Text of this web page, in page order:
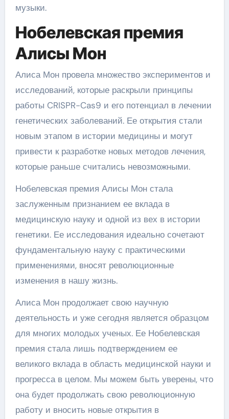
музыки.
Нобелевская премия
Алисы Мон
Алиса Мон провела множество экспериментов и
исследований, которые раскрыли принципы
работы CRISPR-Cas9 и его потенциал в лечении
генетических заболеваний. Ее открытия стали
новым этапом в истории медицины и могут
привести к разработке новых методов лечения,
которые раньше считались невозможными.
Нобелевская премия Алисы Мон стала
заслуженным признанием ее вклада в
медицинскую науку и одной из вех в истории
генетики. Ее исследования идеально сочетают
фундаментальную науку с практическими
применениями, вносят революционные
изменения в нашу жизнь.
Алиса Мон продолжает свою научную
деятельность и уже сегодня является образцом
для многих молодых ученых. Ее Нобелевская
премия стала лишь подтверждением ее
великого вклада в область медицинской науки и
прогресса в целом. Мы можем быть уверены, что
она будет продолжать свою революционную
работу и вносить новые открытия в